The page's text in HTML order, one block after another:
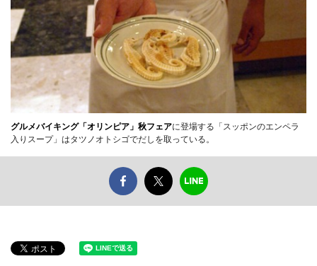
グルメバイキング「オリンピア」秋フェアに登場する「スッポンのエンペラ
入りスープ」はタツノオトシゴでだしを取っている。